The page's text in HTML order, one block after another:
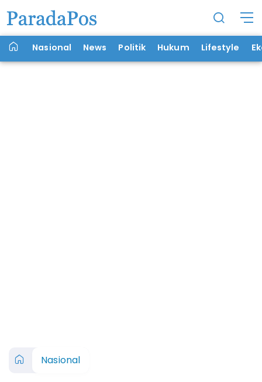
Nasional News Politik Hukum Lifestyle
Nasional